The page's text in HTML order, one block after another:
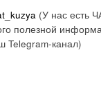
(У нас есть
полезной
Telegram-канал)